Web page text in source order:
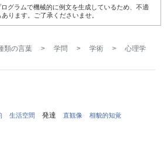
グラムで機械的に例文を生成しているため、不適
ります。ご了承くださいませ。
類の言葉 > 学問 > 学術 >
心理学
生活空間 発達 直観像 相貌的知覚